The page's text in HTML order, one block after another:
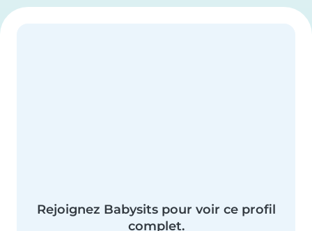
Rejoignez Babysits pour voir ce profil
complet.